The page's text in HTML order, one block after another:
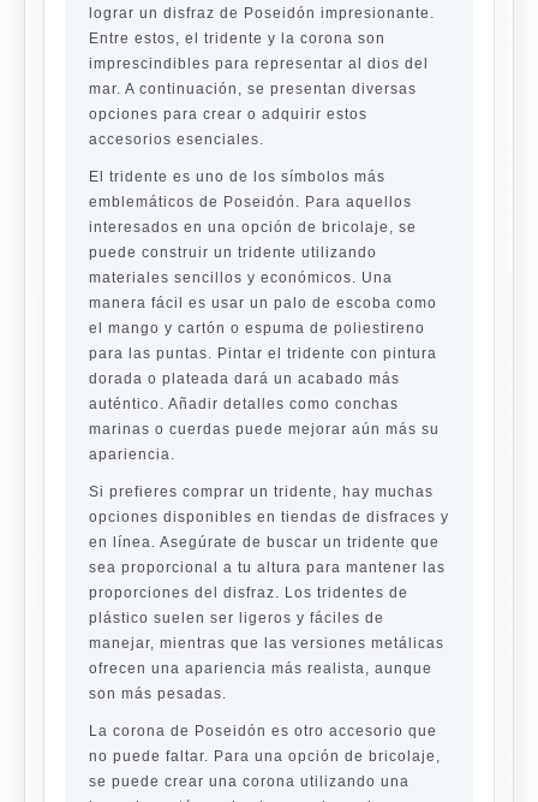
lograr un disfraz de Poseidón impresionante.
Entre estos, el tridente y la corona son
imprescindibles para representar al dios del
mar. A continuación, se presentan diversas
opciones para crear o adquirir estos
accesorios esenciales.
El tridente es uno de los símbolos más
emblemáticos de Poseidón. Para aquellos
interesados en una opción de bricolaje, se
puede construir un tridente utilizando
materiales sencillos y económicos. Una
manera fácil es usar un palo de escoba como
el mango y cartón o espuma de poliestireno
para las puntas. Pintar el tridente con pintura
dorada o plateada dará un acabado más
auténtico. Añadir detalles como conchas
marinas o cuerdas puede mejorar aún más su
apariencia.
Si prefieres comprar un tridente, hay muchas
opciones disponibles en tiendas de disfraces y
en línea. Asegúrate de buscar un tridente que
sea proporcional a tu altura para mantener las
proporciones del disfraz. Los tridentes de
plástico suelen ser ligeros y fáciles de
manejar, mientras que las versiones metálicas
ofrecen una apariencia más realista, aunque
son más pesadas.
La corona de Poseidón es otro accesorio que
no puede faltar. Para una opción de bricolaje,
se puede crear una corona utilizando una